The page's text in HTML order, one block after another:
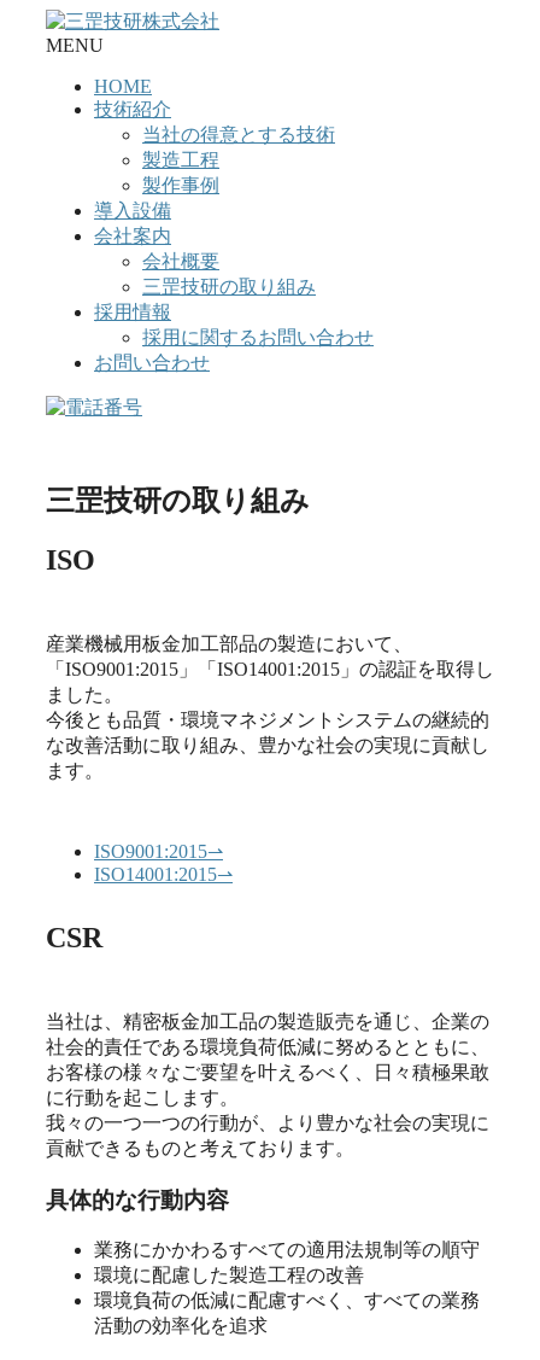
MENU
HOME
技術紹介
当社の得意とする技術
製造工程
製作事例
導入設備
会社案内
会社概要
三罡技研の取り組み
採用情報
採用に関するお問い合わせ
お問い合わせ
三罡技研の取り組み
ISO
産業機械用板金加工部品の製造において、
「ISO9001:2015」「ISO14001:2015」の認証を取得し
ました。
今後とも品質・環境マネジメントシステムの継続的
な改善活動に取り組み、豊かな社会の実現に貢献し
ます。
ISO9001:2015⇀
ISO14001:2015⇀
CSR
当社は、精密板金加工品の製造販売を通じ、企業の
社会的責任である環境負荷低減に努めるとともに、
お客様の様々なご要望を叶えるべく、日々積極果敢
に行動を起こします。
我々の一つ一つの行動が、より豊かな社会の実現に
貢献できるものと考えております。
具体的な行動内容
業務にかかわるすべての適用法規制等の順守
環境に配慮した製造工程の改善
環境負荷の低減に配慮すべく、すべての業務
活動の効率化を追求